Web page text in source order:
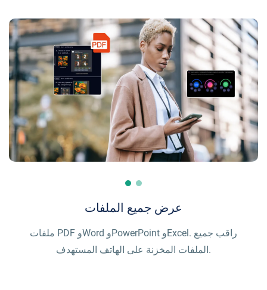
عرض جميع الملفات
ملفات PDF وWord وPowerPoint وExcel. راقب جميع
الملفات المخزنة على الهاتف المستهدف.
تنزيل الملفات عن بُعد
تعرف على ما يتم تخزينه في هاتف طفلك وقم بتنزيل أي
نوع من الملفات عن بُعد.